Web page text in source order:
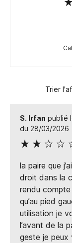
Trier
S. Irfan publié
du 28/03/2026
la paire que
droit dans la
rendu
qu’au pied
utilisation je
l’avant de la
geste je peux